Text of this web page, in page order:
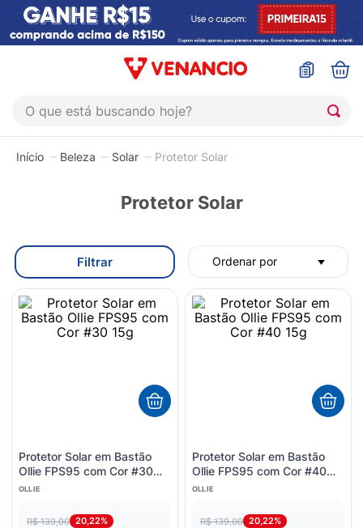
O que está buscando hoje?
Beleza Solar Protetor Solar
Protetor Solar
Filtrar Ordenar por
Protetor Solar em Bastão
Ollie FPS95 com Cor #30
15g
OLLIE
R$ 139,00 20,22%
Protetor Solar em Bastão
Ollie FPS95 com Cor #40
15g
OLLIE
R$ 139,00 20,22%
sinustrat
admuc
5º
protetor solar
6º
sabonete liquido
º
shampoo
lenço umedecido